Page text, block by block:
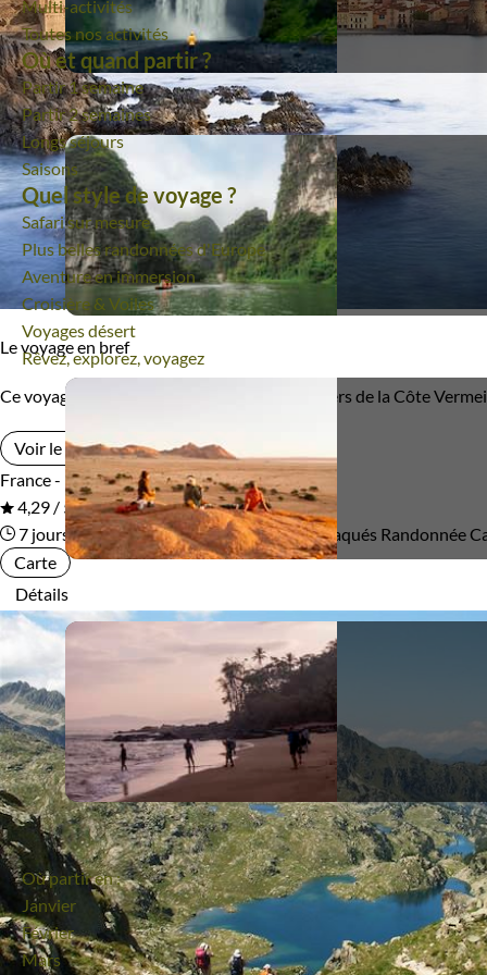
Où partir en :
Janvier
Février
Mars
Multi-activités
Toutes nos activités
Où et quand partir ?
Partir 1 semaine
Partir 2 semaines
Longs séjours
Saisons
Quel style de voyage ?
Safari sur mesure
Plus belles randonnées d'Europe
Aventure en immersion
Croisière & Voiles
Voyages désert
Rêvez, explorez, voyagez
Budget
De 1 250 à 2 000 $CADDe 2 000 à 3 000 $CAD
Plus de 3 000 $CAD
Âge des enfants
Les 10/13 ans Les 14/16 ans
Confort
Haut de gamme
Itinérance
Itinérant
Environnement
Bord de mer et îles
Le voyage en bref
Ce voyage vous emmène sur les sentiers côtiers de la Côte
Voir le voyage
France - EspagneEn groupe
4,29 / 5
7 joursLa côte catalane de Collioure à Cadaqués Randonnée
Carte
Détails